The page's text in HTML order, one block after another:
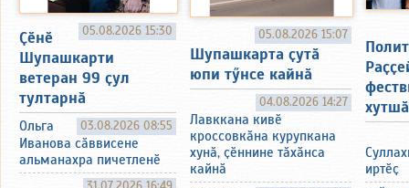
05.08.2026 15:30
Ҫӗнӗ
Шупашкарти
ветеран 99 ҫул
тултарнӑ
03.08.2026 08:55
Ольга
Иванова сӑввисене
альманахра пичетленӗ
05.08.2026 15:07
Шупашкарта ҫутӑ
юпи тӳнсе кайнӑ
04.08.2026 14:27
Лавккана кивӗ
кроссовкӑна курупкана
хунӑ, ҫӗннине тӑхӑнса
кайнӑ
иртӗҫ